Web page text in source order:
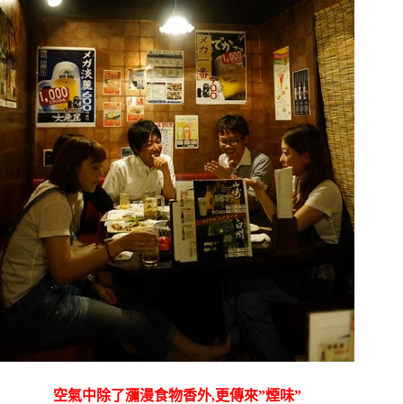
空氣中除了瀰漫食物香外,更傳來”煙味”